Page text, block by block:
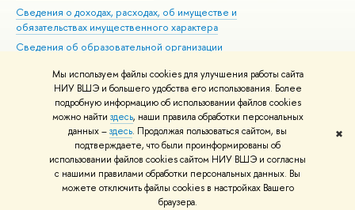
Мы используем файлы cookies для улучшения работы сайта
НИУ ВШЭ и большего удобства его использования. Более
подробную информацию об использовании файлов cookies
можно найти здесь, наши правила обработки персональных
данных –здесь. Продолжая пользоваться сайтом, вы
подтверждаете, что были проинформированы об
использовании файлов cookies сайтом НИУ ВШЭ и согласны
с нашими правилами обработки персональных данных. Вы
можете отключить файлы cookies в настройках Вашего
браузера.
✖
Сведения о доходах, расходах, об имуществе и
обязательствах имущественного характера
Сведения об образовательной организации
Людям с ограниченными возможностями здоровья
Единая платежная страница
Работа в Вышке
© НИУ ВШЭ 1993–2026 Адреса и контакты Условия использования
материалов Политика конфиденциальности Карта сайта
Шрифты HSE Sans и HSE Slab разработаны вШколе дизайна НИУ ВШЭ